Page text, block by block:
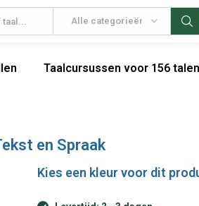
Alle categorieën
Taalcursussen voor 156 talen
en Spraak
Kies een kleur voor dit